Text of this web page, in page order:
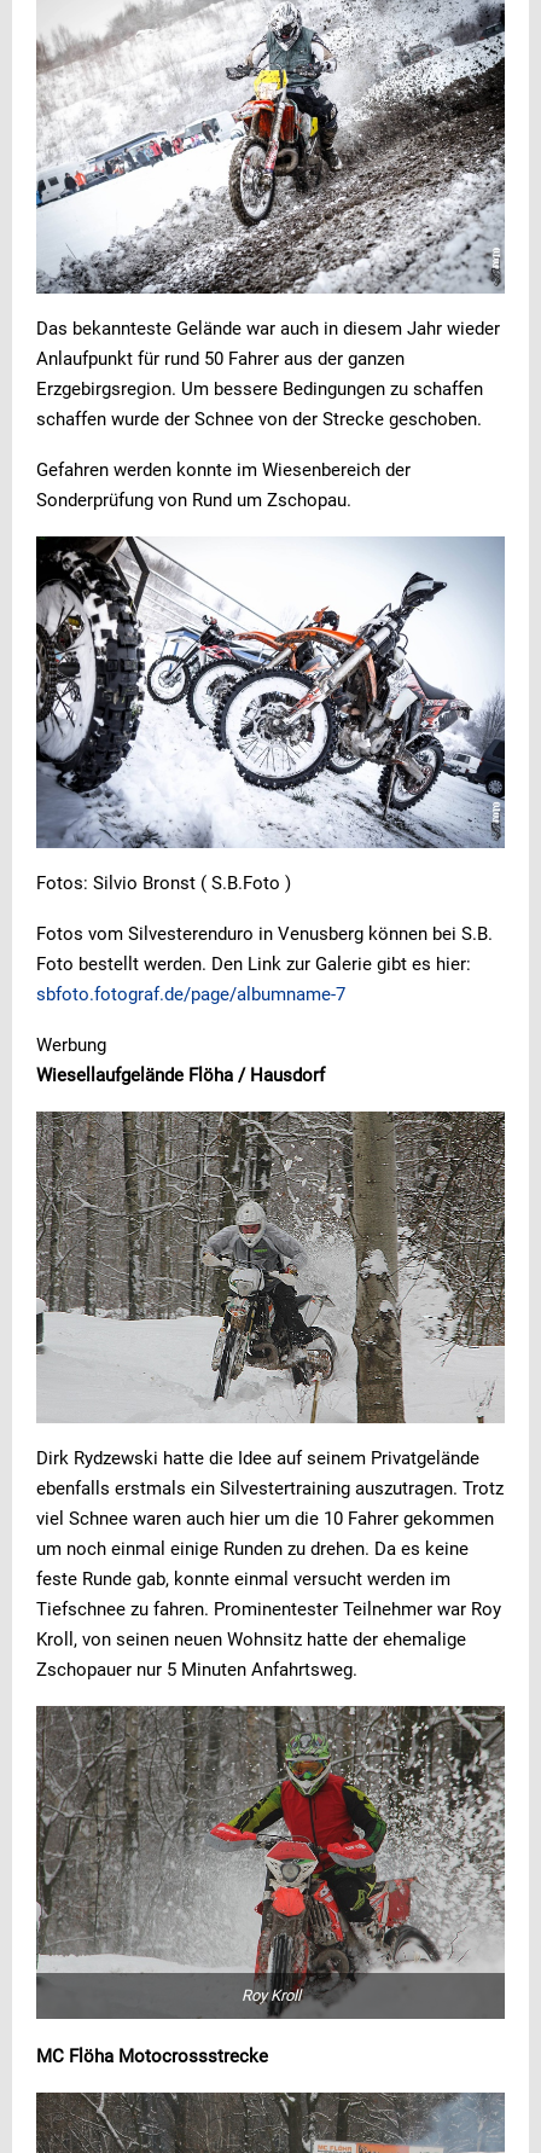
Das bekannteste Gelände war auch in diesem Jahr wieder
Anlaufpunkt für rund 50 Fahrer aus der ganzen
Erzgebirgsregion. Um bessere Bedingungen zu schaffen
schaffen wurde der Schnee von der Strecke geschoben.
Gefahren werden konnte im Wiesenbereich der
Sonderprüfung von Rund um Zschopau.
Fotos: Silvio Bronst ( S.B.Foto )
Fotos vom Silvesterenduro in Venusberg können bei S.B.
Foto bestellt werden. Den Link zur Galerie gibt es hier:
sbfoto.fotograf.de/page/albumname-7
Werbung
Wiesellaufgelände Flöha / Hausdorf
Dirk Rydzewski hatte die Idee auf seinem Privatgelände
ebenfalls erstmals ein Silvestertraining auszutragen. Trotz
viel Schnee waren auch hier um die 10 Fahrer gekommen
um noch einmal einige Runden zu drehen. Da es keine
feste Runde gab, konnte einmal versucht werden im
Tiefschnee zu fahren. Prominentester Teilnehmer war Roy
Kroll, von seinen neuen Wohnsitz hatte der ehemalige
Zschopauer nur 5 Minuten Anfahrtsweg.
Roy Kroll
MC Flöha Motocrossstrecke